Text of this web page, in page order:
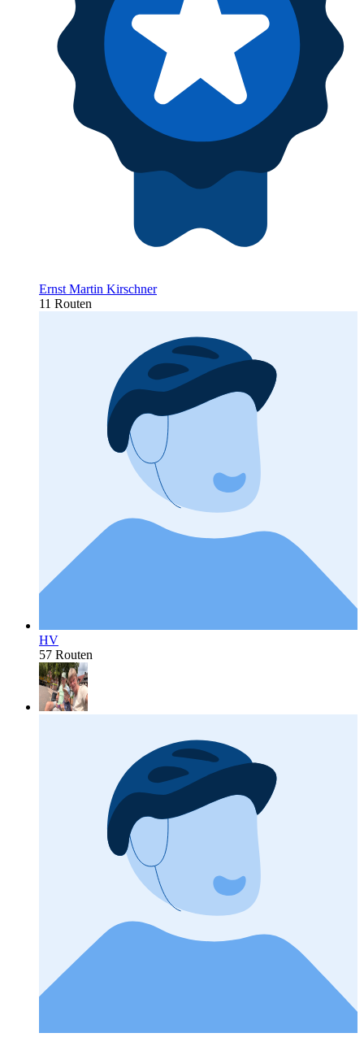
Ernst Martin Kirschner
11 Routen
HV
57 Routen